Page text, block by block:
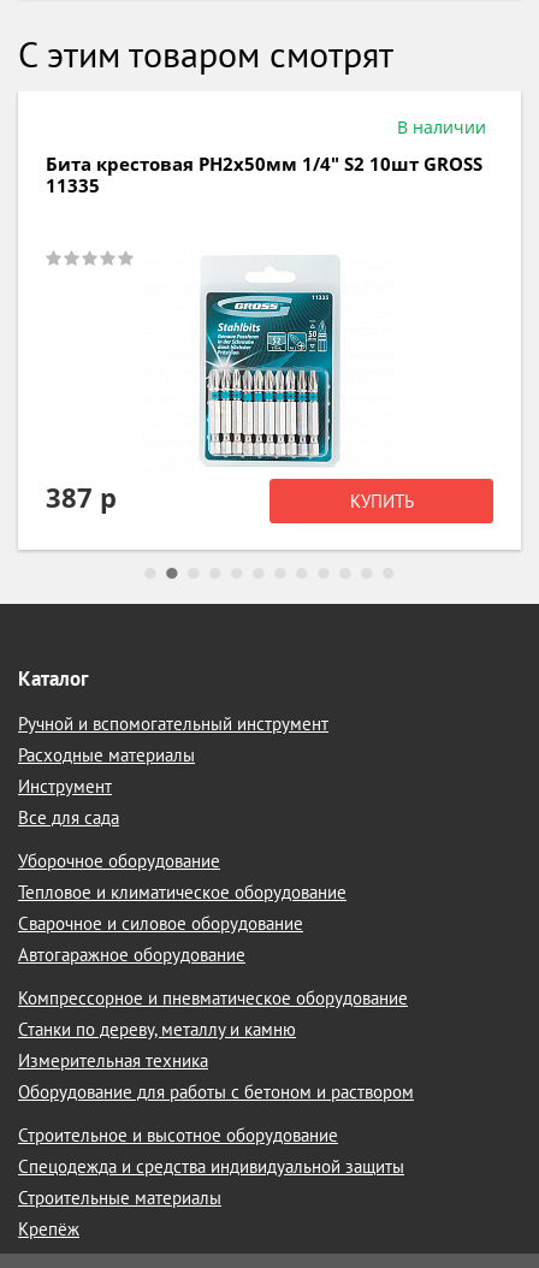
С этим товаром смотрят
В наличии
Бита крестовая PH2х50мм 1/4" S2 10шт GROSS
11335
387 р КУПИТЬ
Каталог
Ручной и вспомогательный инструмент
Расходные материалы
Инструмент
Все для сада
Уборочное оборудование
Тепловое и климатическое оборудование
Сварочное и силовое оборудование
Автогаражное оборудование
Компрессорное и пневматическое оборудование
Станки по дереву, металлу и камню
Измерительная техника
Оборудование для работы с бетоном и раствором
Строительное и высотное оборудование
Спецодежда и средства индивидуальной защиты
Строительные материалы
Крепёж